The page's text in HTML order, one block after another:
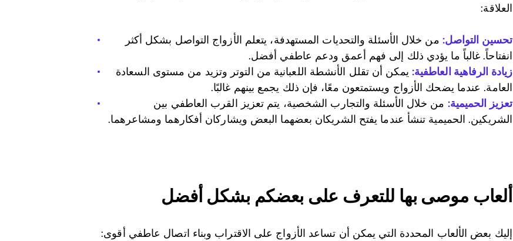
العلاقة:
تحسين التواصل: من خلال الأسئلة والتحديات المستهدفة، يتعلم الأزواج التواصل بشكل أكثر
انفتاحاً. غالباً ما يؤدي ذلك إلى فهم أعمق ودعم عاطفي أفضل.
زيادة الرفاهية العاطفية: يمكن أن تقلل الأنشطة اللعبانية من التوتر وتزيد من مستوى السعادة
العامة. عندما يضحك الأزواج ويستمتعون معًا، فإن ذلك يجمع بينهم غالبًا.
تعزيز الحميمية: من خلال الأسئلة والتجارب الشخصية، يتم تعزيز القرب العاطفي بين
الشريكين. الحميمية تنشأ عندما يفتح الشريكان بعضهما البعض ويشاركان أفكارهما ومشاعرهما.
ألعاب موصى بها للتعرف على بعضكم بشكل أفضل
إليك بعض الألعاب المحددة التي يمكن أن تساعد الأزواج على الاقتراب وبناء اتصال عاطفي أقوى: